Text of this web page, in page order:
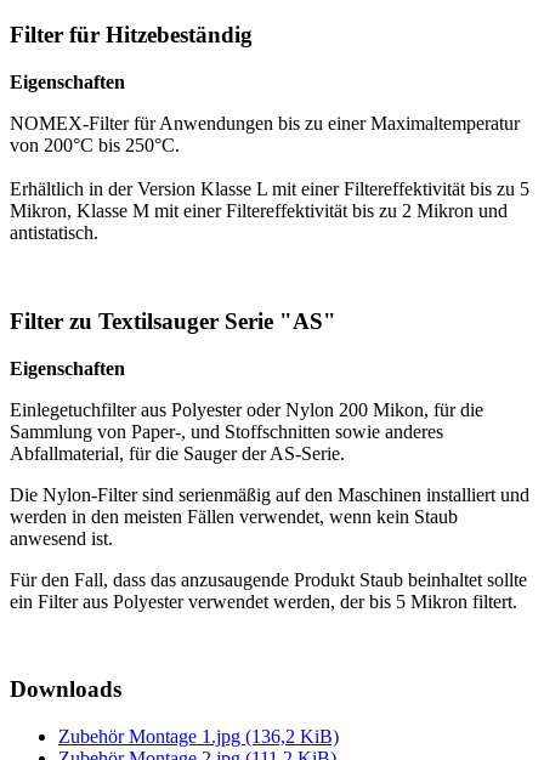
Filter für Hitzebeständig
Eigenschaften
NOMEX-Filter für Anwendungen bis zu einer Maximaltemperatur
von 200°C bis 250°C.
Erhältlich in der Version Klasse L mit einer Filtereffektivität bis zu 5
Mikron, Klasse M mit einer Filtereffektivität bis zu 2 Mikron und
antistatisch.
Filter zu Textilsauger Serie "AS"
Eigenschaften
Einlegetuchfilter aus Polyester oder Nylon 200 Mikon, für die
Sammlung von Paper-, und Stoffschnitten sowie anderes
Abfallmaterial, für die Sauger der AS-Serie.
Die Nylon-Filter sind serienmäßig auf den Maschinen installiert und
werden in den meisten Fällen verwendet, wenn kein Staub
anwesend ist.
Für den Fall, dass das anzusaugende Produkt Staub beinhaltet sollte
ein Filter aus Polyester verwendet werden, der bis 5 Mikron filtert.
Downloads
Zubehör Montage 1.jpg (136,2 KiB)